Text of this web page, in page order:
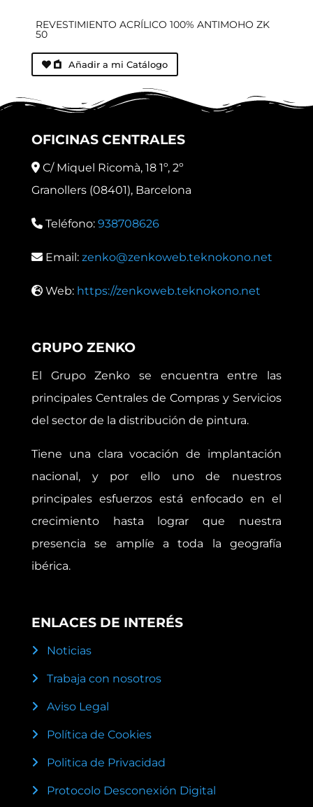
REVESTIMIENTO ACRÍLICO 100% ANTIMOHO ZK
50
Añadir a mi Catálogo
OFICINAS CENTRALES
C/ Miquel Ricomà, 18 1º, 2º
Granollers (08401), Barcelona
Teléfono: 938708626
Email: zenko@zenkoweb.teknokono.net
Web: https://zenkoweb.teknokono.net
GRUPO ZENKO
El Grupo Zenko se encuentra entre las
principales Centrales de Compras y Servicios
del sector de la distribución de pintura.
Tiene una clara vocación de implantación
nacional, y por ello uno de nuestros
principales esfuerzos está enfocado en el
crecimiento hasta lograr que nuestra
presencia se amplíe a toda la geografía
ibérica.
ENLACES DE INTERÉS
Noticias
Trabaja con nosotros
Aviso Legal
Política de Cookies
Politica de Privacidad
Protocolo Desconexión Digital